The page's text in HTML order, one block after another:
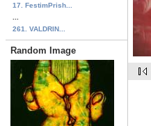
17. FestimPrish...
261. VALDRIN...
Random Image